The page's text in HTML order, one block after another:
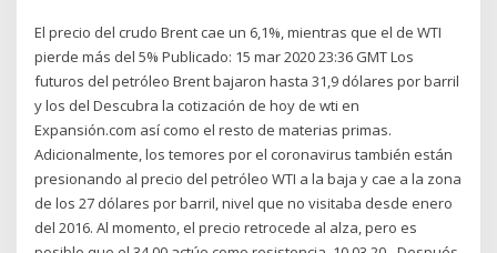
El precio del crudo Brent cae un 6,1%, mientras que el de WTI
pierde más del 5% Publicado: 15 mar 2020 23:36 GMT Los
futuros del petróleo Brent bajaron hasta 31,9 dólares por barril
y los del Descubra la cotización de hoy de wti en
Expansión.com así como el resto de materias primas.
Adicionalmente, los temores por el coronavirus también están
presionando al precio del petróleo WTI a la baja y cae a la zona
de los 27 dólares por barril, nivel que no visitaba desde enero
del 2016. Al momento, el precio retrocede al alza, pero es